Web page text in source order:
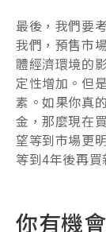
最後，我們要
我們，預售市
體經濟環境的
定性增加。但
素。如果你真
金，那麼現在
望等到市場更
等到4年後再買
你有機